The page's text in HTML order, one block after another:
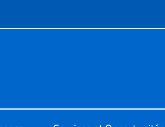
presso l’UNESCO Parigi